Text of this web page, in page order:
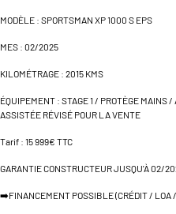
MODÈLE : SPORTSMAN XP 1000 S EPS
MES : 02/2025
KILOMÉTRAGE : 2015 KMS
ÉQUIPEMENT : STAGE 1 / PROTÈGE MAINS
ASSISTÉE RÉVISÉ POUR LA VENTE
Tarif : 15 999€ TTC
GARANTIE CONSTRUCTEUR JUSQU'À 02/
➡️FINANCEMENT POSSIBLE (CRÉDIT / LOA